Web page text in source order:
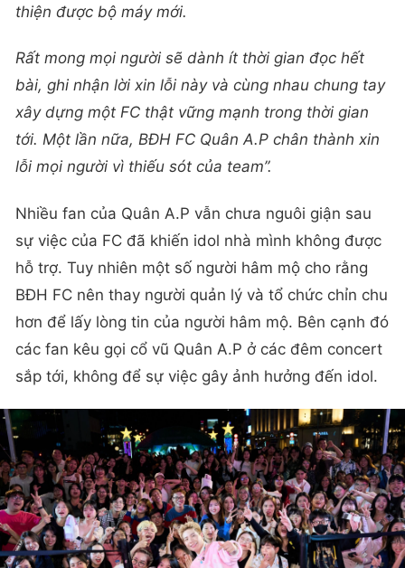
thiện được bộ máy mới.
Rất mong mọi người sẽ dành ít thời gian đọc hết
bài, ghi nhận lời xin lỗi này và cùng nhau chung tay
xây dựng một FC thật vững mạnh trong thời gian
tới. Một lần nữa, BĐH FC Quân A.P chân thành xin
lỗi mọi người vì thiếu sót của team”.
Nhiều fan của Quân A.P vẫn chưa nguôi giận sau
sự việc của FC đã khiến idol nhà mình không được
hỗ trợ. Tuy nhiên một số người hâm mộ cho rằng
BĐH FC nên thay người quản lý và tổ chức chỉn chu
hơn để lấy lòng tin của người hâm mộ. Bên cạnh đó
các fan kêu gọi cổ vũ Quân A.P ở các đêm concert
sắp tới, không để sự việc gây ảnh hưởng đến idol.